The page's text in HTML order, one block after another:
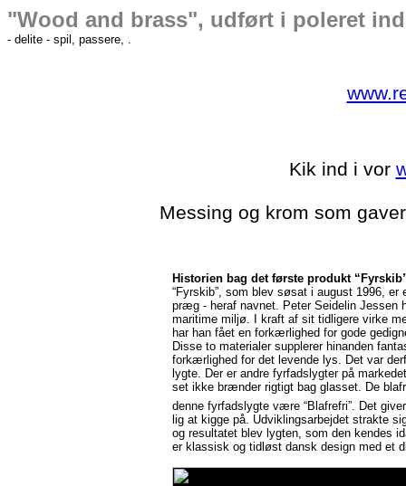
"Wood and brass", udført i poleret
- delite - spil, passere, .
Kik ind i vor
Messing og krom som
Historien bag det første produkt
“Fyrskib”, som blev søsat i august 1996,
præg - heraf navnet. Peter Seidelin Jessen
maritime miljø. I kraft af sit tidligere virke
har han fået en forkærlighed for gode
Disse to materialer supplerer hinanden
forkærlighed for det levende lys. Det var
lygte. Der er andre fyrfadslygter på
set ikke brænder rigtigt bag glasset. De
denne fyrfadslygte være “Blafrefri”. Det
lig at kigge på. Udviklingsarbejdet strakte
og resultatet blev lygten, som den kendes
er klassisk og tidløst dansk design med et